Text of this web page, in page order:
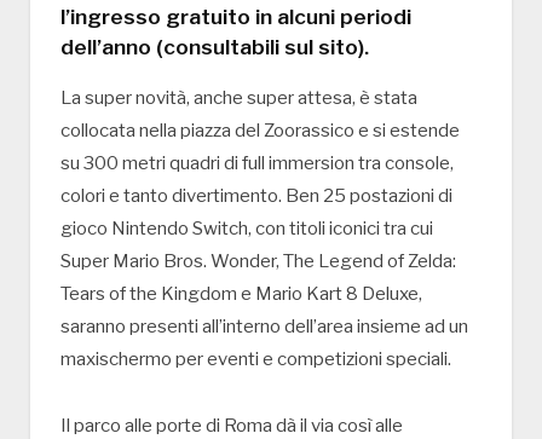
l’ingresso gratuito in alcuni periodi
dell’anno (consultabili sul sito).
La super novità, anche super attesa, è stata
collocata nella piazza del Zoorassico e si estende
su 300 metri quadri di full immersion tra console,
colori e tanto divertimento. Ben 25 postazioni di
gioco Nintendo Switch, con titoli iconici tra cui
Super Mario Bros. Wonder, The Legend of Zelda:
Tears of the Kingdom e Mario Kart 8 Deluxe,
saranno presenti all’interno dell’area insieme ad un
maxischermo per eventi e competizioni speciali.
Il parco alle porte di Roma dà il via così alle